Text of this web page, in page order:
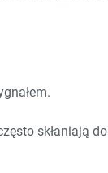
skłaniają do